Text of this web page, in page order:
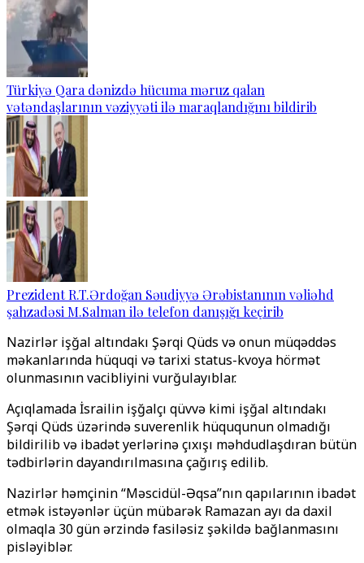
Türkiyə Qara dənizdə hücuma məruz qalan
vətəndaşlarının vəziyyəti ilə maraqlandığını bildirib
Prezident R.T.Ərdoğan Səudiyyə Ərəbistanının vəliəhd
şahzadəsi M.Salman ilə telefon danışığı keçirib
Nazirlər işğal altındakı Şərqi Qüds və onun müqəddəs
məkanlarında hüquqi və tarixi status-kvoya hörmət
olunmasının vacibliyini vurğulayıblar.
Açıqlamada İsrailin işğalçı qüvvə kimi işğal altındakı
Şərqi Qüds üzərində suverenlik hüququnun olmadığı
bildirilib və ibadət yerlərinə çıxışı məhdudlaşdıran bütün
tədbirlərin dayandırılmasına çağırış edilib.
Nazirlər həmçinin “Məscidül-Əqsa”nın qapılarının ibadət
etmək istəyənlər üçün mübarək Ramazan ayı da daxil
olmaqla 30 gün ərzində fasiləsiz şəkildə bağlanmasını
pisləyiblər.